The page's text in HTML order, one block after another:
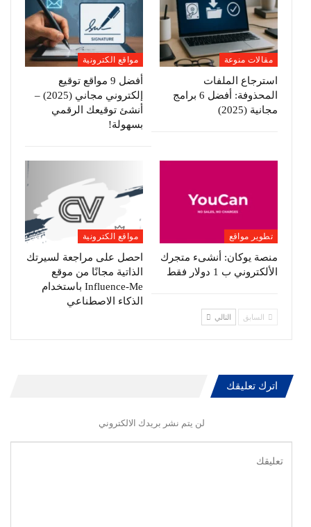
مقالات منوعة
استرجاع الملفات
المحذوفة: أفضل 6 برامج
مجانية (2025)
مواقع الكترونية
أفضل 9 مواقع توقيع
إلكتروني مجاني (2025) –
أنشئ توقيعك الرقمي
بسهولة!
تطوير مواقع
منصة يوكان: أنشىء متجرك
الألكتروني ب 1 دولار فقط
مواقع الكترونية
احصل على مراجعة لسيرتك
الذاتية مجانًا من موقع
Influence-Me باستخدام
الذكاء الاصطناعي
السابق التالي
اترك تعليقك
لن يتم نشر بريدك الالكتروني